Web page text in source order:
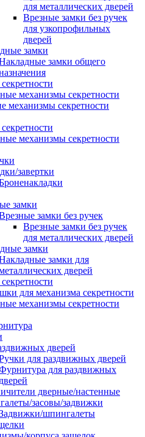
для металлических дверей
Врезные замки без ручек
для узкопрофильных
дверей
замки
замки общего
механизмы секретности
механизмы секретности
механизмы секретности
завертки
замки
замки без ручек
Врезные замки без ручек
для металлических дверей
замки
замки для
дверей
для механизма секретности
механизмы секретности
дверей
для раздвижных дверей
для раздвижных
дверей
дверные/настенные
засовы/задвижки
шпингалеты